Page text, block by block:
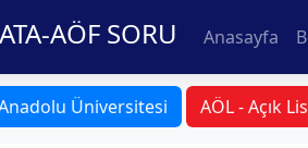
ATA-AÖF SORU Anasayfa
Üniversitesi AÖL - Açık